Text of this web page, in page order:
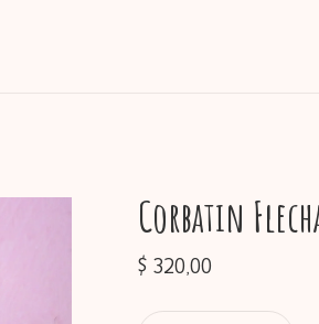
Corbatin
$ 320,00